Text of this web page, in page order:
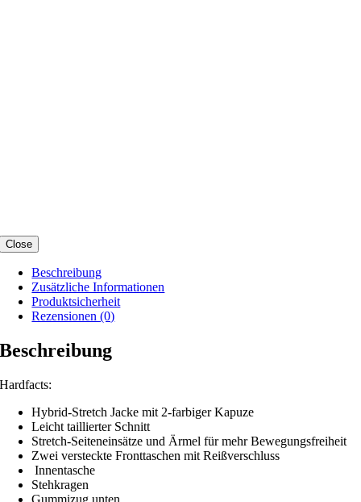
Close
Beschreibung
Zusätzliche Informationen
Produktsicherheit
Rezensionen (0)
Beschreibung
Hardfacts:
Hybrid-Stretch Jacke mit 2-farbiger Kapuze
Leicht taillierter Schnitt
Stretch-Seiteneinsätze und Ärmel für mehr Bewegungsfreiheit
Zwei versteckte Fronttaschen mit Reißverschluss
Innentasche
Stehkragen